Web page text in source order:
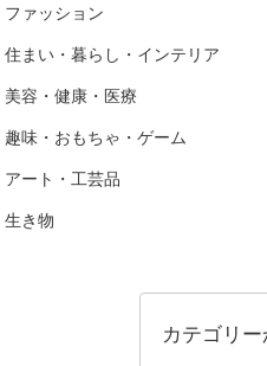
ファッション
住まい・暮らし・インテリア
美容・健康・医療
趣味・おもちゃ・ゲーム
アート・工芸品
生き物
カテゴリ